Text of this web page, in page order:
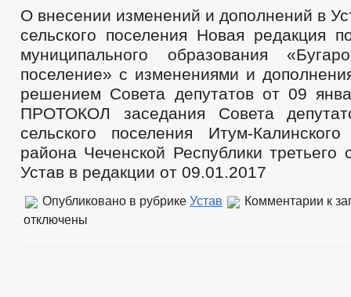
О внесении изменений и дополнений в
сельского поселения Новая редакция
муниципального образования
поселение» с изменениями и
решением Совета депутатов от 09
ПРОТОКОЛ заседания Совета
сельского поселения Итум-Калинского
района Чеченской Республики третьего
Устав в редакции от 09.01.2017
Опубликовано в рубрике Устав Комментарии к
отключены